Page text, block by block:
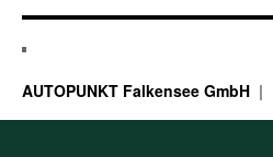
AUTOPUNKT Falkensee GmbH